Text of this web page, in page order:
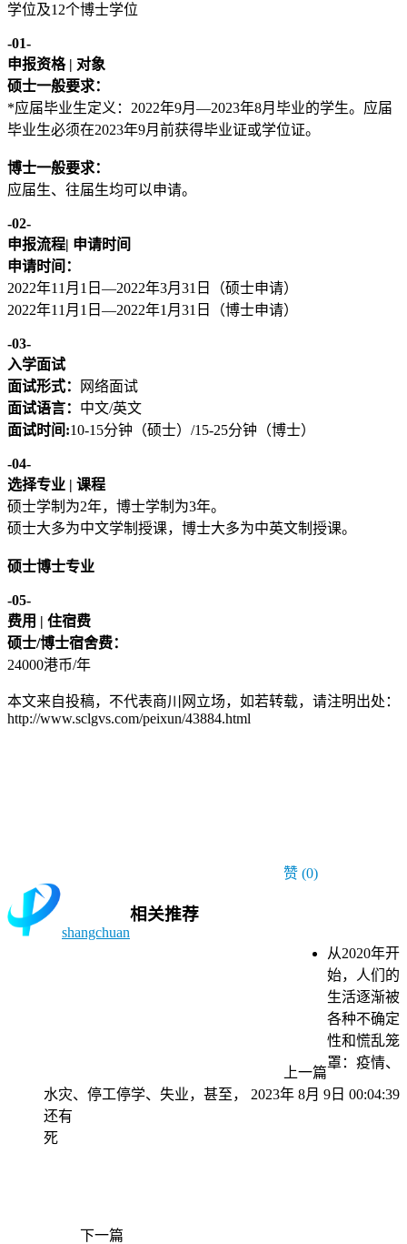
学位及12个博士学位
-01-
申报资格 | 对象
硕士一般要求：
*应届毕业生定义：2022年9月—2023年8月毕业的学生。应届
毕业生必须在2023年9月前获得毕业证或学位证。
博士一般要求：
应届生、往届生均可以申请。
-02-
申报流程| 申请时间
申请时间：
2022年11月1日—2022年3月31日（硕士申请）
2022年11月1日—2022年1月31日（博士申请）
-03-
入学面试
面试形式：
网络面试
面试语言： 中文/英文
面试时间:10-15分钟（硕士）/15-25分钟（博士）
-04-
选择专业 | 课程
硕士学制为2年，博士学制为3年。
硕士大多为中文学制授课，博士大多为中英文制授课。
硕士博士专业
-05-
费用 | 住宿费
硕士/博士宿舍费：
24000港币/年
本文来自投稿，不代表商川网立场，如若转载，请注明出处：
http://www.sclgvs.com/peixun/43884.html
赞 (0)
shangchuan
上一篇
2023年 8月 9日 00:04:39
下一篇
相关推荐
从2020年开
始，人们的
生活逐渐被
各种不确定
性和慌乱笼
罩：疫情、
水灾、停工停学、失业，甚至，
还有
死